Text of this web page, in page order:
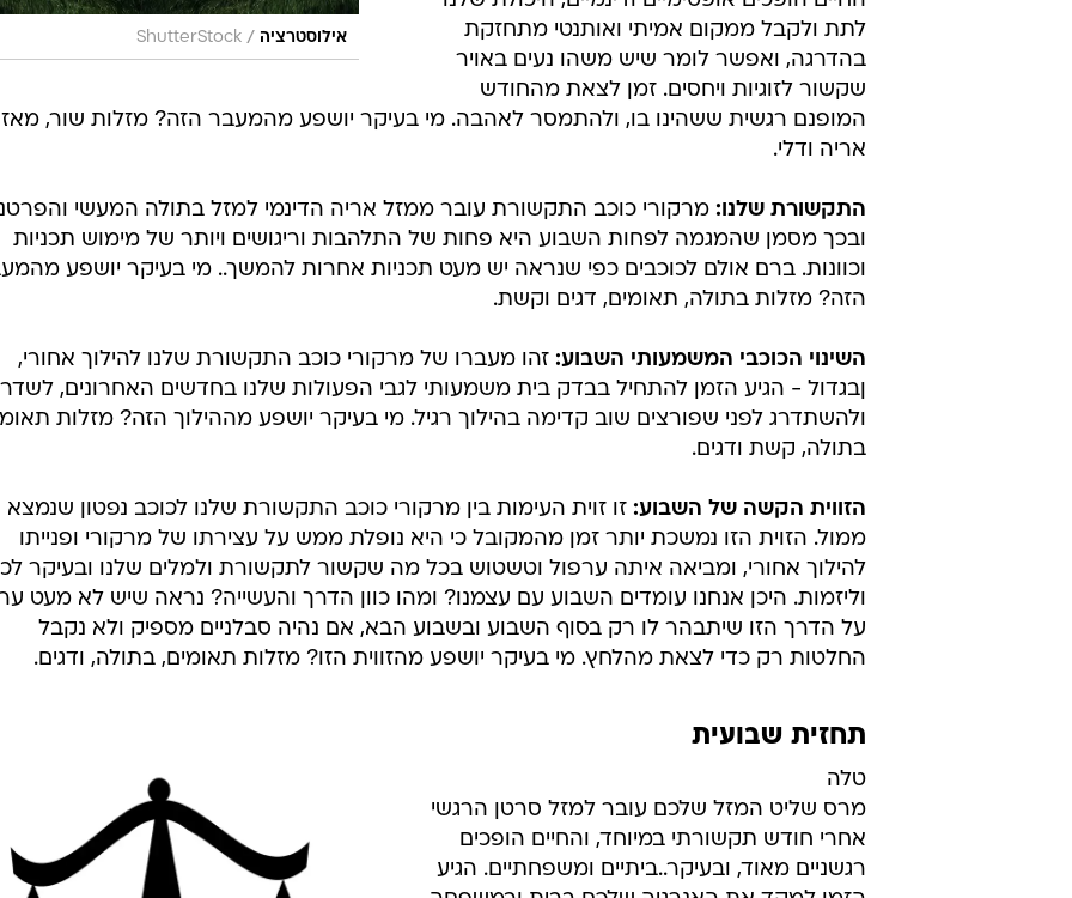
זהו שבוע רב אירועים זוויות פעולה ושינויי מקום,
ותקצר היריעה. החשוב הוא להיות מודעים שיש
הרבה שינויים באוויר, ולגלות גמישות בכל פעם
כשדברים נראים כיוצאים משליטה, מבלי להיכנס
ללחץ. סבלנות.
המעבר המשמעותי של השבוע:ונוס עוברת למזל
אריה. נראה שכל עולם הרגש שלנו עובר שינוי:
החיים הופכים אופטימיים ודינמיים, היכולת שלנו
לתת ולקבל ממקום אמיתי ואותנטי מתחזקת
בהדרגה, ואפשר לומר שיש משהו נעים באויר
שקשור לזוגיות ויחסים. זמן לצאת מהחודש
המופנם רגשית ששהינו בו, ולהתמסר לאהבה. מי בעיקר יושפע מהמעבר הזה? מזלות שור,
אריה ודלי.
התקשורת שלנו:
ובכך מסמן שהמגמה לפחות השבוע היא פחות של התלהבות וריגושים ויותר של מימוש תכניות
וכוונות. ברם אולם לכוכבים כפי שנראה יש מעט תכניות אחרות להמשך.. מי בעיקר יושפע
הזה? מזלות בתולה, תאומים, דגים וקשת.
השינוי הכוכבי המשמעותי השבוע: זהו מעברו של מרקורי כוכב התקשורת שלנו להילוך אחורי,
ןבגדול - הגיע הזמן להתחיל בבדק בית משמעותי לגבי הפעולות שלנו בחדשים האחרונים,
ולהשתדרג לפני שפורצים שוב קדימה בהילוך רגיל. מי בעיקר יושפע מההילוך הזה? מזלות
הזווית הקשה של השבוע:
ממול. הזוית הזו נמשכת יותר זמן מהמקובל כי היא נופלת ממש על עצירתו של מרקורי ופנייתו
להילוך אחורי, ומביאה איתה ערפול וטשטוש בכל מה שקשור לתקשורת ולמלים שלנו ובעיקר
וליזמות. היכן אנחנו עומדים השבוע עם עצמנו? ומהו כוון הדרך והעשייה? נראה שיש לא מעט
על הדרך הזו שיתבהר לו רק בסוף השבוע ובשבוע הבא, אם נהיה סבלניים מספיק ולא נקבל